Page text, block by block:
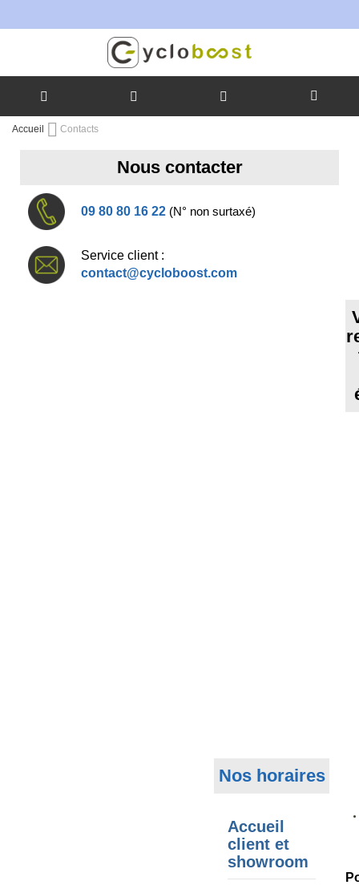
Allez
Accueil Contacts
Nous contacter
09 80 80 16 22 (N° non surtaxé)
Service client :
contact@cycloboost.com
Nos horaires
Accueil
client et
showroom